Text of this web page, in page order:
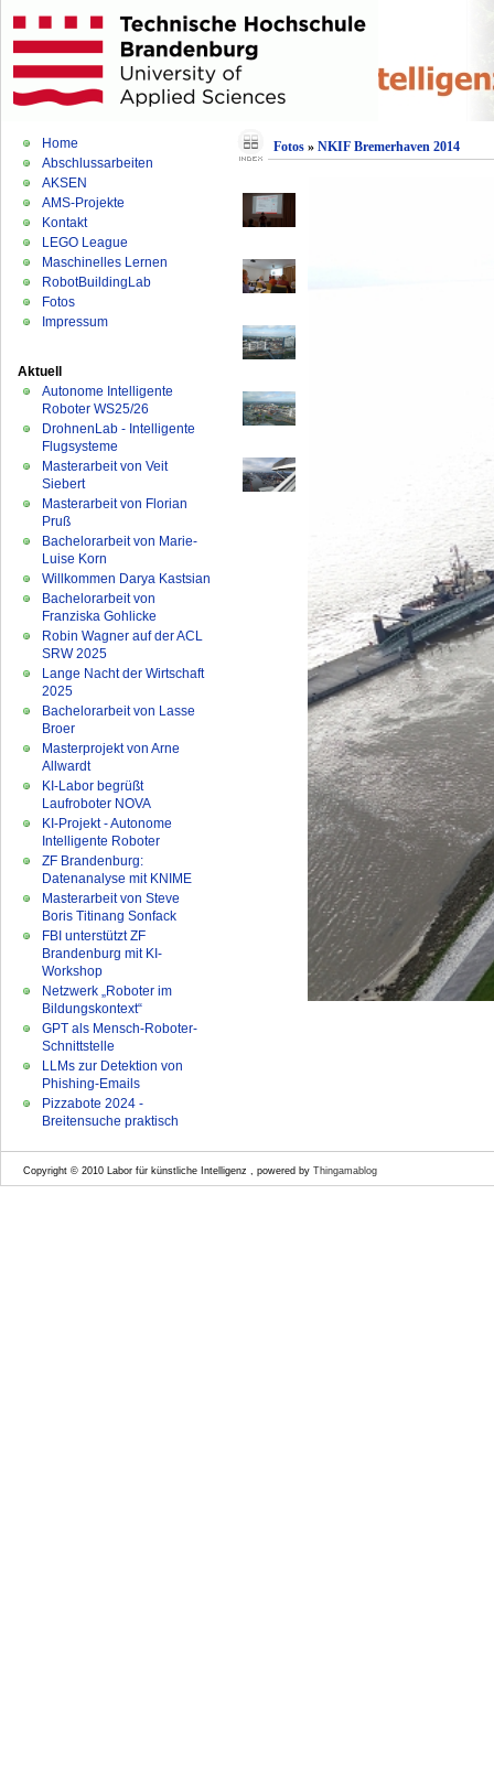
Home
Abschlussarbeiten
AKSEN
AMS-Projekte
Kontakt
LEGO League
Maschinelles Lernen
RobotBuildingLab
Fotos
Impressum
Aktuell
Autonome Intelligente
Roboter WS25/26
DrohnenLab - Intelligente
Flugsysteme
Masterarbeit von Veit
Siebert
Masterarbeit von Florian
Pruß
Bachelorarbeit von Marie-
Luise Korn
Willkommen Darya Kastsian
Bachelorarbeit von
Franziska Gohlicke
Robin Wagner auf der ACL
SRW 2025
Lange Nacht der Wirtschaft
2025
Bachelorarbeit von Lasse
Broer
Masterprojekt von Arne
Allwardt
KI-Labor begrüßt
Laufroboter NOVA
KI-Projekt - Autonome
Intelligente Roboter
ZF Brandenburg:
Datenanalyse mit KNIME
Masterarbeit von Steve
Boris Titinang Sonfack
FBI unterstützt ZF
Brandenburg mit KI-
Workshop
Netzwerk „Roboter im
Bildungskontext“
GPT als Mensch-Roboter-
Schnittstelle
LLMs zur Detektion von
Phishing-Emails
Pizzabote 2024 -
Breitensuche praktisch
Fotos» NKIF Bremerhaven 2014
Copyright © 2010 Labor für künstliche Intelligenz , powered by Thingamablog